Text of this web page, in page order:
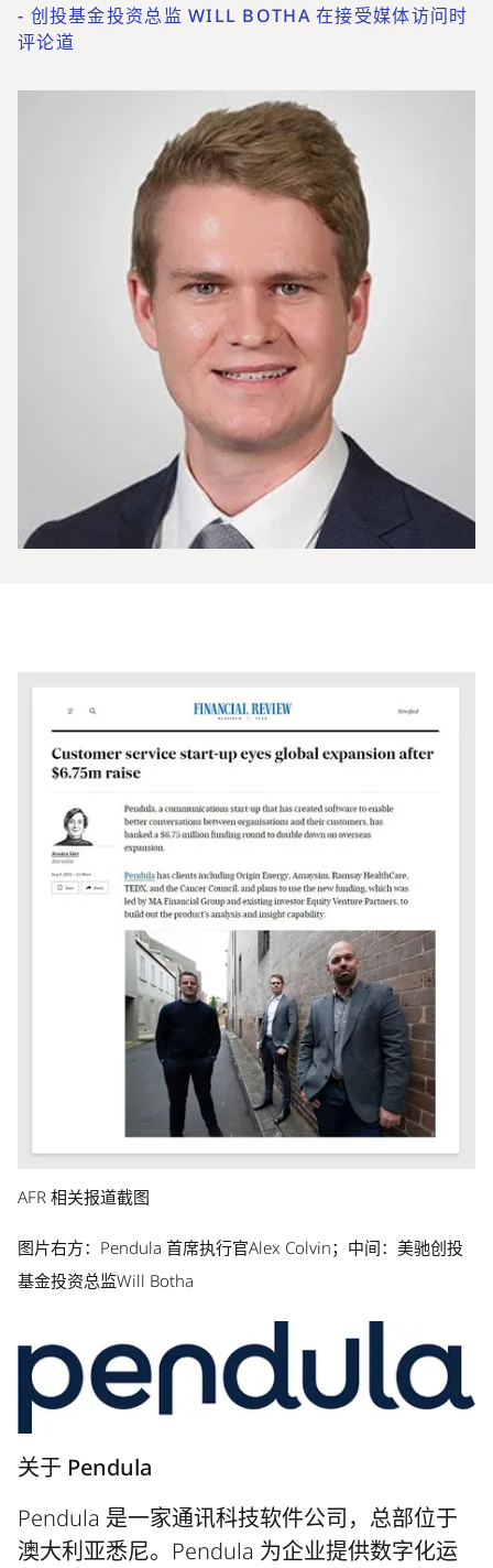
- 创投基金投资总监 WILL BOTHA 在接受媒体访问时
评论道
AFR 相关报道截图
图片右方：Pendula 首席执行官Alex Colvin；中间：美驰创投
基金投资总监Will Botha
关于 Pendula
Pendula 是一家通讯科技软件公司，总部位于
澳大利亚悉尼。Pendula 为企业提供数字化运